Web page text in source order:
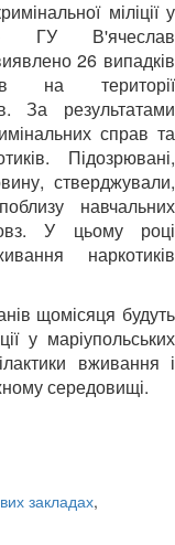
міліції у
ГУ В'ячеслав
26 випадків
на території
За результатами
справ та
Підозрювані,
стверджували,
навчальних
У цьому році
наркотиків
щомісяця будуть
у маріупольських
вживання і
середовищі.
закладах,